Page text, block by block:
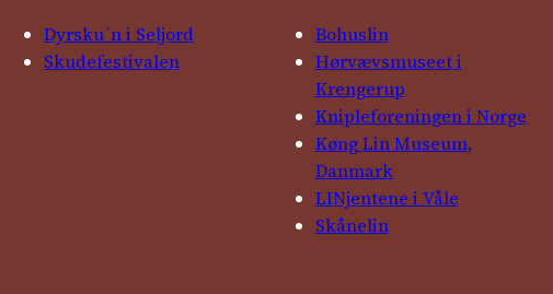
Dyrsku´n i Seljord
Skude­fes­tivalen
Bohuslin
Hørvævs­museet i
Krengerup
Kniple­foreningen i Norge
Køng Lin Museum,
Danmark
LINjentene i Våle
Skånelin